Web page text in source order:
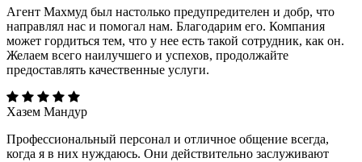
Агент Махмуд был настолько предупредителен и добр, что
направлял нас и помогал нам. Благодарим его. Компания
может гордиться тем, что у нее есть такой сотрудник, как он.
Желаем всего наилучшего и успехов, продолжайте
предоставлять качественные услуги.
Хазем Мандур
Профессиональный персонал и отличное общение всегда,
когда я в них нуждаюсь. Они действительно заслуживают